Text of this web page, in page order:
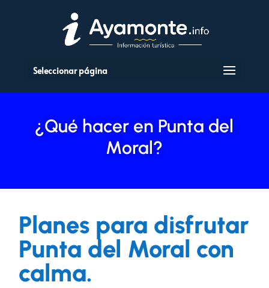
Seleccionar página
¿Qué hacer en Punta del
Moral?
Planes para disfrutar
Punta del Moral con
calma.